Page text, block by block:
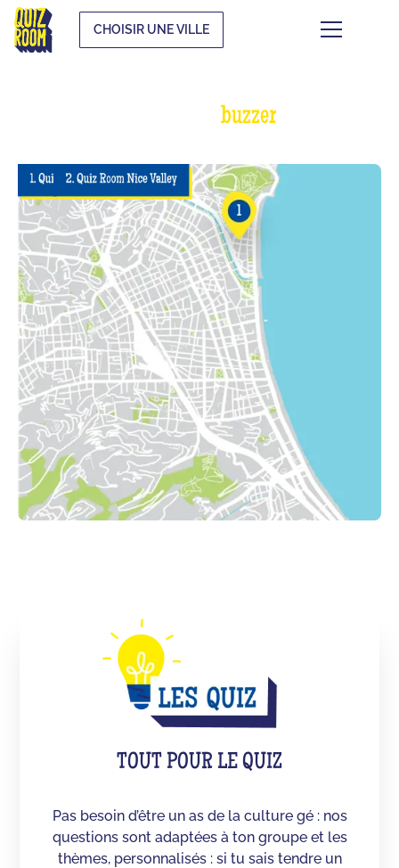
CHOISIR UNE VILLE
buzzer
TOUT POUR LE QUIZ
Pas besoin d’être un as de la culture gé : nos
questions sont adaptées à ton groupe et les
thèmes, personnalisés : si tu sais tendre un